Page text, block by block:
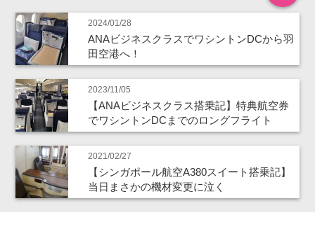
2024/01/28
ANAビジネスクラスでワシントンDCから羽
田空港へ！
2023/11/05
【ANAビジネスクラス搭乗記】特典航空券
でワシントンDCまでのロングフライト
2021/02/27
【シンガポール航空A380スイート搭乗記】
当日まさかの機材変更に泣く